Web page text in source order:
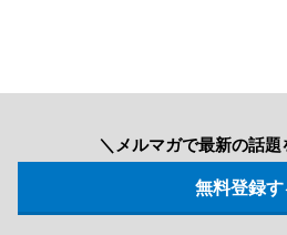
＼メルマガで最新の話題